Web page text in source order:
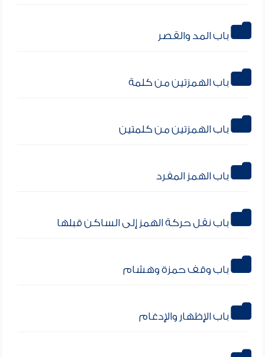
باب المد والقصر
باب الهمزتين من كلمة
باب الهمزتين من كلمتين
باب الهمز المفرد
باب نقل حركة الهمز إلى الساكن قبلها
باب وقف حمزة وهشام
باب الإظهار والإدغام